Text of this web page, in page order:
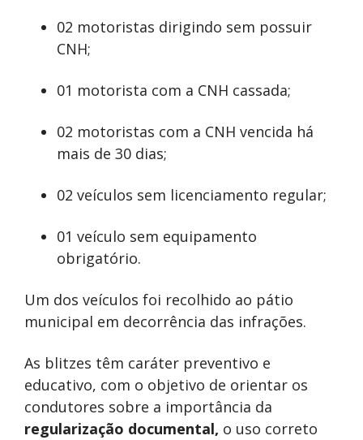
02 motoristas dirigindo sem possuir
CNH;
01 motorista com a CNH cassada;
02 motoristas com a CNH vencida há
mais de 30 dias;
02 veículos sem licenciamento regular;
01 veículo sem equipamento
obrigatório.
Um dos veículos foi recolhido ao pátio
municipal em decorrência das infrações.
As blitzes têm caráter preventivo e
educativo, com o objetivo de orientar os
condutores sobre a importância da
regularização documental, o uso correto